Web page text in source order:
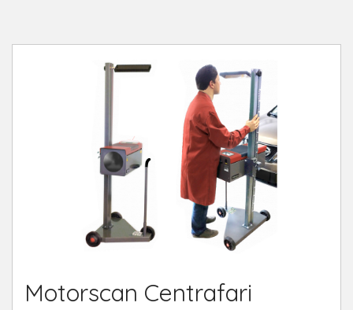
Motorscan Centrafari